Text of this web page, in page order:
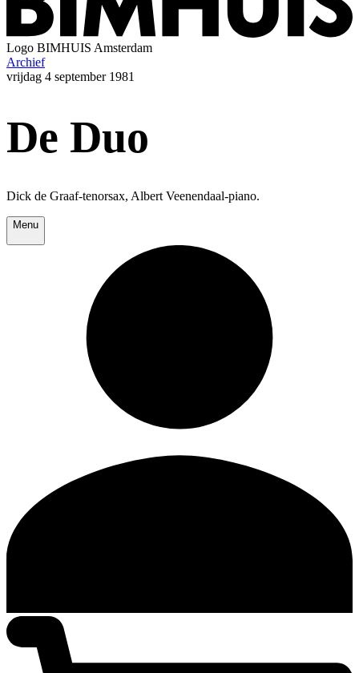
Logo BIMHUIS Amsterdam
Archief
vrijdag 4 september 1981
De Duo
Dick de Graaf-tenorsax, Albert Veenendaal-piano.
Menu